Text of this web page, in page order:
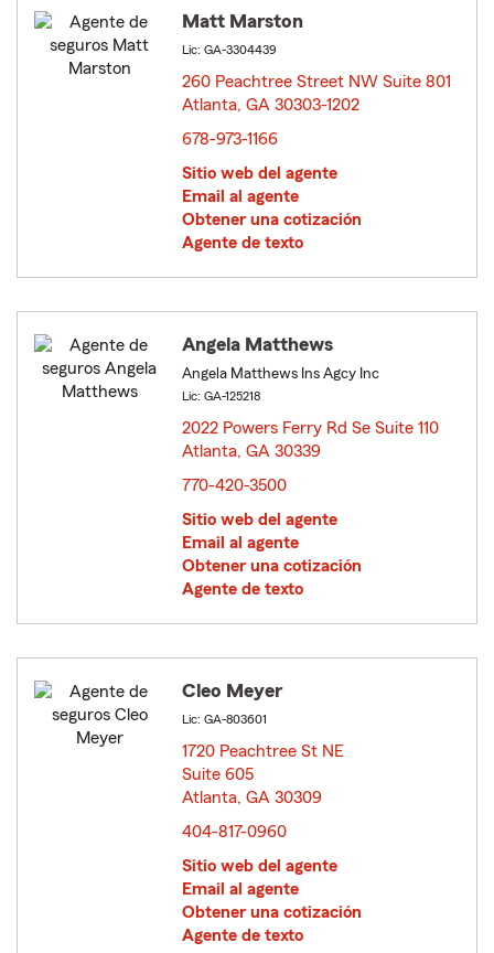
Matt Marston
Lic: GA-3304439
260 Peachtree Street NW Suite 801
Atlanta, GA 30303-1202
678-973-1166
Sitio web del agente
Email al agente
Obtener una cotización
Agente de texto
Angela Matthews
Angela Matthews Ins Agcy Inc
Lic: GA-125218
2022 Powers Ferry Rd Se Suite 110
Atlanta, GA 30339
770-420-3500
Sitio web del agente
Email al agente
Obtener una cotización
Agente de texto
Cleo Meyer
Lic: GA-803601
1720 Peachtree St NE
Suite 605
Atlanta, GA 30309
404-817-0960
Sitio web del agente
Email al agente
Obtener una cotización
Agente de texto